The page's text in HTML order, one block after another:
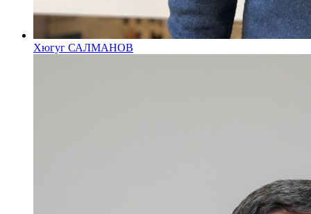
Хюгуг САЛМАНОВ